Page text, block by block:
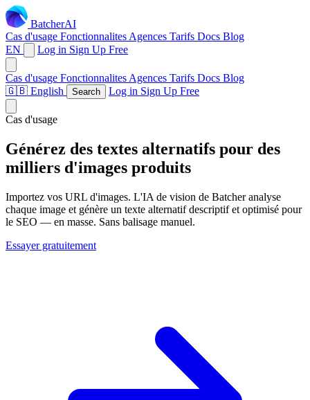
BatcherAI
Cas d'usage Fonctionnalites Agences Tarifs Docs Blog
EN
Log in Sign Up Free
Cas d'usage Fonctionnalites Agences Tarifs Docs Blog
🇬🇧 English
Search Log in Sign Up Free
Cas d'usage
Générez des textes alternatifs pour des
milliers d'images produits
Importez vos URL d'images. L'IA de vision de Batcher analyse
chaque image et génère un texte alternatif descriptif et optimisé pour
le SEO — en masse. Sans balisage manuel.
Essayer gratuitement